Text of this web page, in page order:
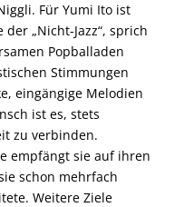
Für Yumi Ito ist
„Nicht-Jazz“, sprich
Popballaden
Stimmungen
eingängige Melodien
ist es, stets
zu verbinden.
empfängt sie auf ihren
schon mehrfach
Weitere Ziele